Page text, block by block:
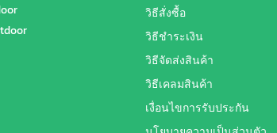
วิธีสั่งซื้อ
วิธีชำระเงิน
วิธีจัดส่งสินค้า
วิธีเคลมสินค้า
เงื่อนไขการรับประกัน